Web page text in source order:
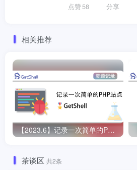
点赞58 分享
相关推荐
【2023.6】记录一次简单的PHP站点GetShell
茶谈区 共2条